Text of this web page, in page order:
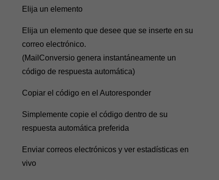
Elija un elemento
Elija un elemento que desee que se inserte en su
correo electrónico.
(MailConversio genera instantáneamente un
código de respuesta automática)
Copiar el código en el Autoresponder
Simplemente copie el código dentro de su
respuesta automática preferida
Enviar correos electrónicos y ver estadísticas en
vivo